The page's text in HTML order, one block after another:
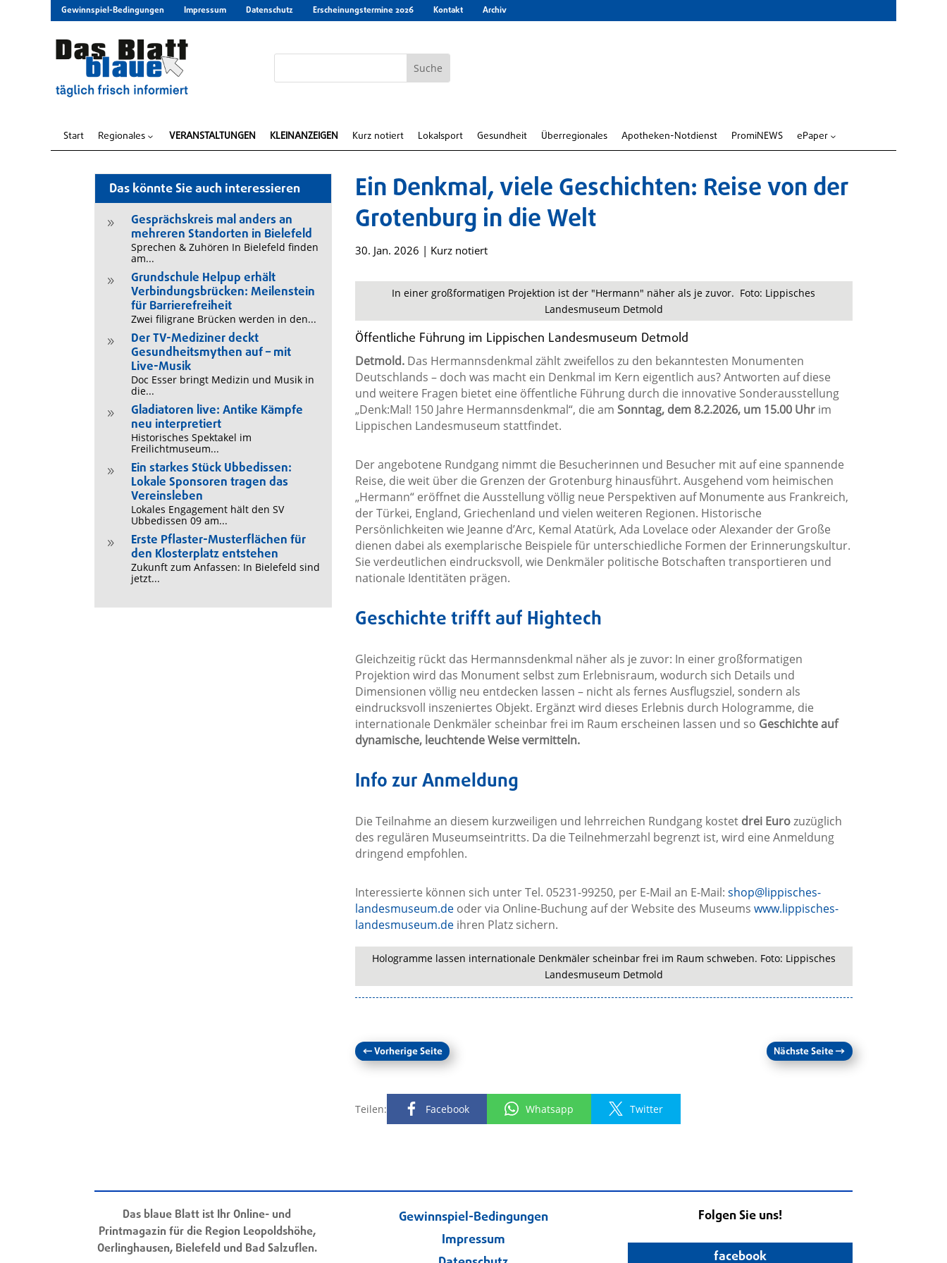
Gewinnspiel-Bedingungen Impressum Datenschutz Erscheinungstermine 2026 Kontakt Archiv
Start Regionales 3 VERANSTALTUNGEN KLEINANZEIGEN Kurz notiert Lokalsport Gesundheit Überregionales Apotheken-Notdienst PromiNEWS ePaper 3
Das könnte Sie auch interessieren
9
Gesprächskreis mal anders an
mehreren Standorten in Bielefeld
Sprechen & Zuhören In Bielefeld finden
am...
9
Grundschule Helpup erhält
Verbindungsbrücken: Meilenstein
für Barrierefreiheit
Zwei filigrane Brücken werden in den...
9
Der TV-Mediziner deckt
Gesundheitsmythen auf – mit
Live-Musik
Doc Esser bringt Medizin und Musik in
die...
9
Gladiatoren live: Antike Kämpfe
neu interpretiert
Historisches Spektakel im
Freilichtmuseum...
9
Ein starkes Stück Ubbedissen:
Lokale Sponsoren tragen das
Vereinsleben
Lokales Engagement hält den SV
Ubbedissen 09 am...
9
Erste Pflaster-Musterflächen für
den Klosterplatz entstehen
Zukunft zum Anfassen: In Bielefeld sind
jetzt...
Ein Denkmal, viele Geschichten: Reise von der
Grotenburg in die Welt
30. Jan. 2026 | Kurz notiert
In einer großformatigen Projektion ist der "Hermann" näher als je zuvor. Foto: Lippisches
Landesmuseum Detmold
Öffentliche Führung im Lippischen Landesmuseum Detmold
Detmold.Das Hermannsdenkmal zählt zweifellos zu den bekanntesten Monumenten
Deutschlands – doch was macht ein Denkmal im Kern eigentlich aus? Antworten auf diese
und weitere Fragen bietet eine öffentliche Führung durch die innovative Sonderausstellung
„Denk:Mal! 150 Jahre Hermannsdenkmal“, die am Sonntag, dem 8.2.2026, um 15.00 Uhrim
Lippischen Landesmuseum stattfindet.
Der angebotene Rundgang nimmt die Besucherinnen und Besucher mit auf eine spannende
Reise, die weit über die Grenzen der Grotenburg hinausführt. Ausgehend vom heimischen
„Hermann“ eröffnet die Ausstellung völlig neue Perspektiven auf Monumente aus Frankreich,
der Türkei, England, Griechenland und vielen weiteren Regionen. Historische
Persönlichkeiten wie Jeanne d’Arc, Kemal Atatürk, Ada Lovelace oder Alexander der Große
dienen dabei als exemplarische Beispiele für unterschiedliche Formen der Erinnerungskultur.
Sie verdeutlichen eindrucksvoll, wie Denkmäler politische Botschaften transportieren und
nationale Identitäten prägen.
Geschichte trifft auf Hightech
Gleichzeitig rückt das Hermannsdenkmal näher als je zuvor: In einer großformatigen
Projektion wird das Monument selbst zum Erlebnisraum, wodurch sich Details und
Dimensionen völlig neu entdecken lassen – nicht als fernes Ausflugsziel, sondern als
eindrucksvoll inszeniertes Objekt. Ergänzt wird dieses Erlebnis durch Hologramme, die
internationale Denkmäler scheinbar frei im Raum erscheinen lassen und so Geschichte auf
dynamische, leuchtende Weise vermitteln.
Info zur Anmeldung
Die Teilnahme an diesem kurzweiligen und lehrreichen Rundgang kostet drei Eurozuzüglich
des regulären Museumseintritts. Da die Teilnehmerzahl begrenzt ist, wird eine Anmeldung
dringend empfohlen.
Interessierte können sich unter Tel. 05231-99250, per E-Mail an E-Mail: shop@lippisches-
landesmuseum.deoder via Online-Buchung auf der Website des Museums www.lippisches-
landesmuseum.deihren Platz sichern.
Hologramme lassen internationale Denkmäler scheinbar frei im Raum schweben. Foto: Lippisches
Landesmuseum Detmold
←Vorherige Seite Nächste Seite→
Teilen: Facebook Whatsapp Twitter
Das blaue Blatt ist Ihr Online- und
Printmagazin für die Region Leopoldshöhe,
Oerlinghausen, Bielefeld und Bad Salzuflen.
Gewinnspiel-Bedingungen
Impressum
Folgen Sie uns!
facebook